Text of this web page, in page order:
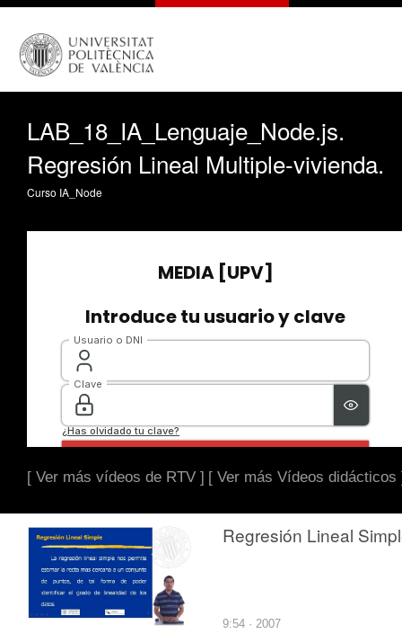
LAB_18_IA_Lenguaje_Node.js.
Regresión Lineal Multiple-vivienda.
Curso IA_Node
[ Ver más vídeos de RTV ] [ Ver más Vídeos didácticos
Regresión Lineal
9:54 · 2007